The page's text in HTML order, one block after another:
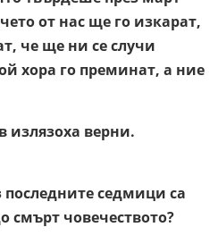
от нас ще го изкарат,
че ще ни се случи
хора го преминат, а ние
излязоха верни.
седмици са
човечеството?